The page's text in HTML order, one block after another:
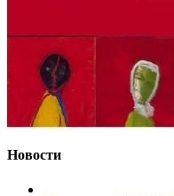
Новости